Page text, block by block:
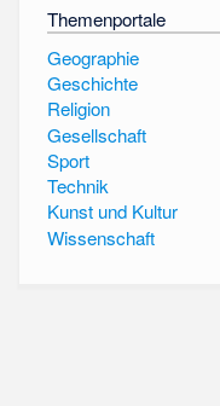
Themenportale
Geographie
Geschichte
Religion
Gesellschaft
Sport
Technik
Kunst und Kultur
Wissenschaft